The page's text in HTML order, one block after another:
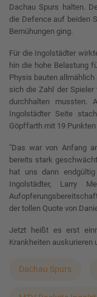
Dachau Spurs halten.
die Defence auf beiden
Bemühungen ging.
Für die Ingolstädter
hin die hohe Belastung
Physis bauten allmählich
sich die Zahl der
durchhalten
Ingolstädter Seite
Göpffarth mit 19 Punkten
"Das war von Anfang
bereits stark
hat uns dann
Ingolstädter, Larry
der tollen Quote von
Jetzt heißt es erst
Krankheiten auskurieren
Dachau Spurs